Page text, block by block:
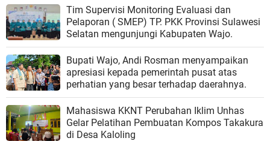
Tim Supervisi Monitoring Evaluasi dan
Pelaporan ( SMEP) TP. PKK Provinsi Sulawesi
Selatan mengunjungi Kabupaten Wajo.
Bupati Wajo, Andi Rosman menyampaikan
apresiasi kepada pemerintah pusat atas
perhatian yang besar terhadap daerahnya.
Mahasiswa KKNT Perubahan Iklim Unhas
Gelar Pelatihan Pembuatan Kompos Takakura
di Desa Kaloling